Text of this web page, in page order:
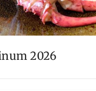
2026